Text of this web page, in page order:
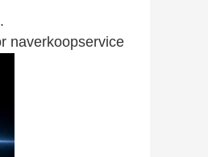
naverkoopservice